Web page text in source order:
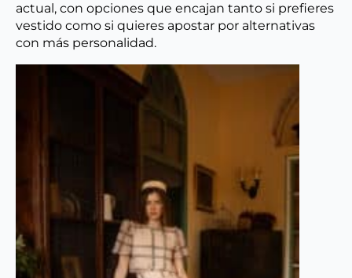
actual, con opciones que encajan tanto si prefieres
vestido como si quieres apostar por alternativas
con más personalidad.